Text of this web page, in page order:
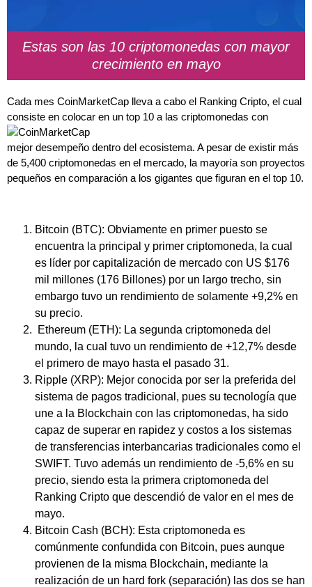
Estas son las 10 criptomonedas con mayor
crecimiento en mayo
Cada mes CoinMarketCap lleva a cabo el Ranking Cripto, el cual
consiste en colocar en un top 10 a las criptomonedas con
mejor desempeño dentro del ecosistema. A pesar de existir más
de 5,400 criptomonedas en el mercado, la mayoría son proyectos
pequeños en comparación a los gigantes que figuran en el top 10.
Bitcoin (BTC): Obviamente en primer puesto se
encuentra la principal y primer criptomoneda, la cual
es líder por capitalización de mercado con US $176
mil millones (176 Billones) por un largo trecho, sin
embargo tuvo un rendimiento de solamente +9,2% en
su precio.
Ethereum (ETH): La segunda criptomoneda del
mundo, la cual tuvo un rendimiento de +12,7% desde
el primero de mayo hasta el pasado 31.
Ripple (XRP): Mejor conocida por ser la preferida del
sistema de pagos tradicional, pues su tecnología que
une a la Blockchain con las criptomonedas, ha sido
capaz de superar en rapidez y costos a los sistemas
de transferencias interbancarias tradicionales como el
SWIFT. Tuvo además un rendimiento de -5,6% en su
precio, siendo esta la primera criptomoneda del
Ranking Cripto que descendió de valor en el mes de
mayo.
Bitcoin Cash (BCH): Esta criptomoneda es
comúnmente confundida con Bitcoin, pues aunque
provienen de la misma Blockchain, mediante la
realización de un hard fork (separación) las dos se han